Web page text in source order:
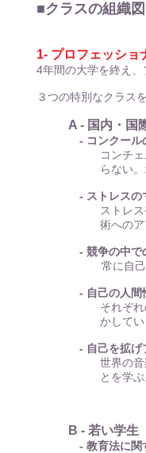
■クラスの組織
1- プロフェッショ
4年間の大学を終え
３つの特別なクラス
A - 国内・国
- コンクール
コンチ
らない
- ストレスの
ストレ
術へのア
- 競争の中で
常に自己評
- 自己の人間
それぞ
かしてい
- 自己を拡げ
世界の
とを学ぶ
B - 若い学生
- 教育法に関